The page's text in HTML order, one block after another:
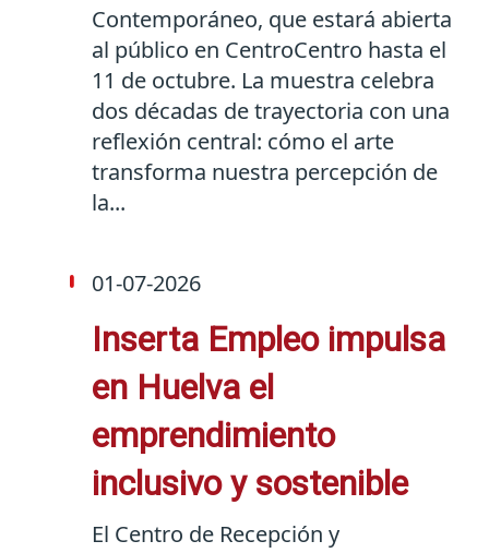
Contemporáneo, que estará abierta
al público en CentroCentro hasta el
11 de octubre. La muestra celebra
dos décadas de trayectoria con una
reflexión central: cómo el arte
transforma nuestra percepción de
la...
01-07-2026
Inserta Empleo impulsa
en Huelva el
emprendimiento
inclusivo y sostenible
El Centro de Recepción y